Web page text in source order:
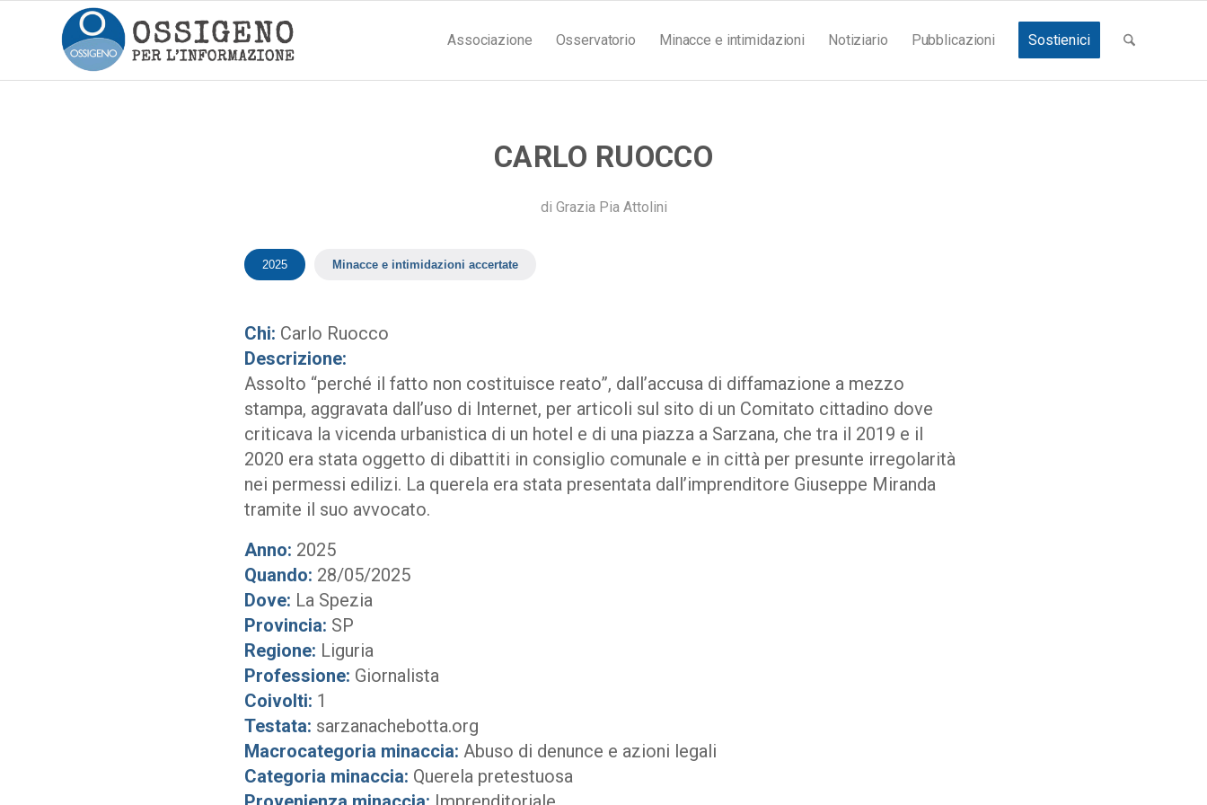
Associazione Osservatorio Minacce e intimidazioni Notiziario Pubblicazioni Sostienici
CARLO RUOCCO
di Grazia Pia Attolini
2025 Minacce e intimidazioni accertate
Chi: Carlo Ruocco
Descrizione:
Assolto “perché il fatto non costituisce reato”, dall’accusa di diffamazione a mezzo
stampa, aggravata dall’uso di Internet, per articoli sul sito di un Comitato cittadino dove
criticava la vicenda urbanistica di un hotel e di una piazza a Sarzana, che tra il 2019 e il
2020 era stata oggetto di dibattiti in consiglio comunale e in città per presunte irregolarità
nei permessi edilizi. La querela era stata presentata dall’imprenditore Giuseppe Miranda
tramite il suo avvocato.
Anno: 2025
Quando: 28/05/2025
Dove: La Spezia
Provincia: SP
Regione: Liguria
Professione: Giornalista
Coivolti: 1
Testata: sarzanachebotta.org
Macrocategoria minaccia: Abuso di denunce e azioni legali
Categoria minaccia: Querela pretestuosa